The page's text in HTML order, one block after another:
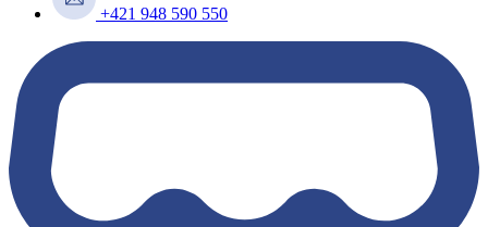
+421 948 590 550